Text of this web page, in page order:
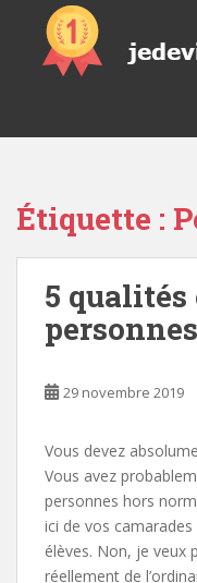
o
Étiquette :
5 qualités
29 novembre 2019
Vous devez
Vous avez
personnes hors
ici de vos
élèves. Non, je veux
réellement de